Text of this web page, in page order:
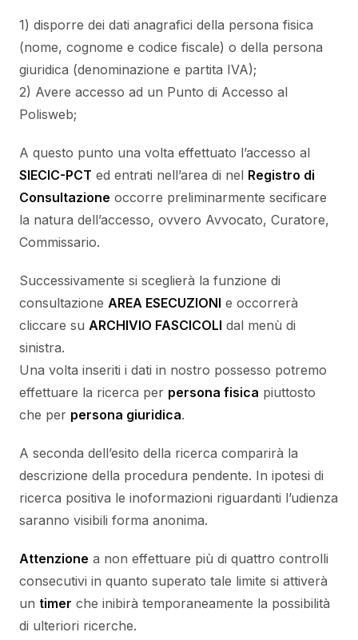
1) disporre dei dati anagrafici della persona fisica
(nome, cognome e codice fiscale) o della persona
giuridica (denominazione e partita IVA);
2) Avere accesso ad un Punto di Accesso al
Polisweb;
A questo punto una volta effettuato l’accesso al
SIECIC-PCT ed entrati nell’area di nel Registro di
Consultazione occorre preliminarmente secificare
la natura dell’accesso, ovvero Avvocato, Curatore,
Commissario.
Successivamente si sceglierà la funzione di
consultazione AREA ESECUZIONI e occorrerà
cliccare su ARCHIVIO FASCICOLI dal menù di
sinistra.
Una volta inseriti i dati in nostro possesso potremo
effettuare la ricerca per persona fisica piuttosto
che per persona giuridica.
A seconda dell’esito della ricerca comparirà la
descrizione della procedura pendente. In ipotesi di
ricerca positiva le inoformazioni riguardanti l’udienza
saranno visibili forma anonima.
Attenzione a non effettuare più di quattro controlli
consecutivi in quanto superato tale limite si attiverà
un timer che inibirà temporaneamente la possibilità
di ulteriori ricerche.